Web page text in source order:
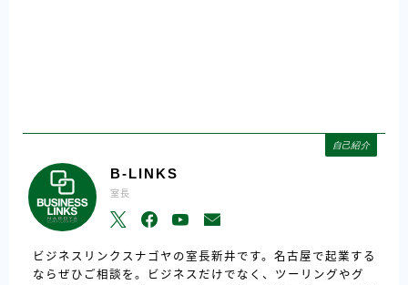
自己紹介
B-LINKS
室長
ビジネスリンクスナゴヤの室長新井です。名古屋で起業する
ならぜひご相談を。ビジネスだけでなく、ツーリングやグ